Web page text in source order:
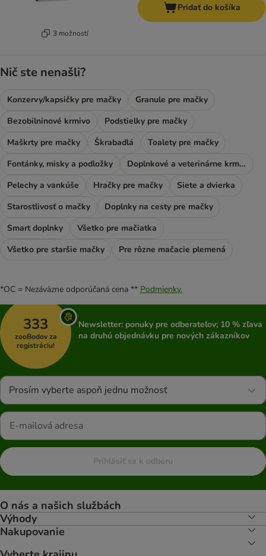
3 možností
Pridať do košíka
Nič ste nenašli?
Konzervy/kapsičky pre mačky
Granule pre mačky
Bezobilninové krmivo
Podstielky pre mačky
Maškrty pre mačky
Škrabadlá
Toalety pre mačky
Fontánky, misky a podložky
Doplnkové a veterinárne krmivo
Pelechy a vankúše
Hračky pre mačky
Siete a dvierka
Starostlivosť o mačky
Doplnky na cesty pre mačky
Smart doplnky
Všetko pre mačiatka
Všetko pre staršie mačky
Pre rôzne mačacie plemená
*OC = Nezáväzne odporúčaná cena ** Podmienky.
333
zooBodov za
registráciu!
Newsletter: ponuky pre odberateľov; 10 % zľava
na druhú objednávku pre nových zákazníkov
Prosím vyberte aspoň jednu možnosť
Prihlásiť sa k odberu
O nás a našich službách
Výhody
Nakupovanie